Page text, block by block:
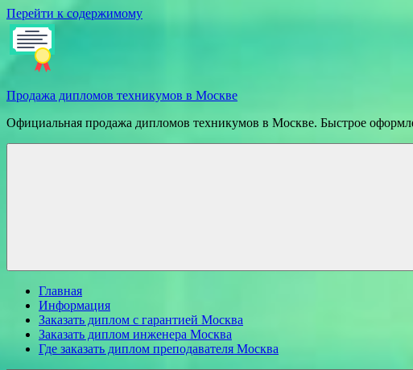
Перейти к содержимому
Продажа дипломов техникумов в Москве
Официальная продажа дипломов техникумов в Москве. Быстрое
Главная
Информация
Заказать диплом с гарантией Москва
Заказать диплом инженера Москва
Где заказать диплом преподавателя Москва